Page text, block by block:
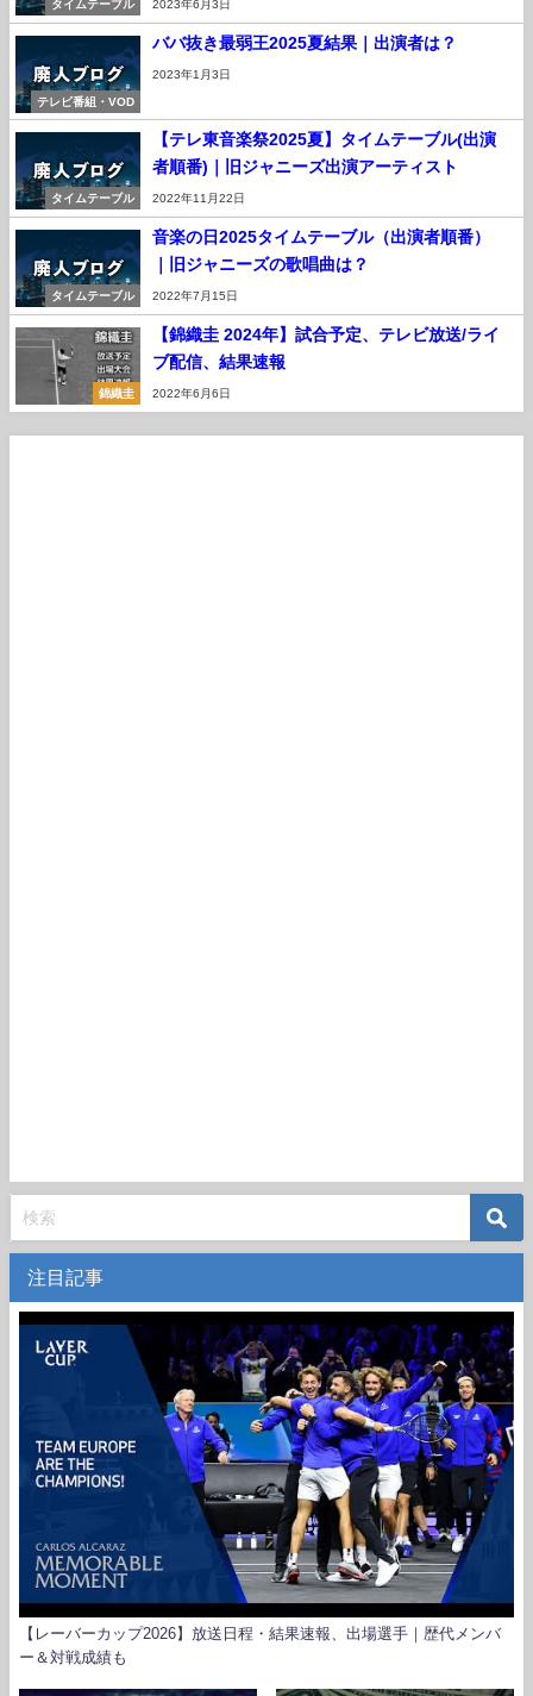
タイムテーブル 2023年6月3日
テレビ番組・VOD
ババ抜き最弱王2025夏結果｜出演者は？
2023年1月3日
タイムテーブル
【テレ東音楽祭2025夏】タイムテーブル(出演
者順番)｜旧ジャニーズ出演アーティスト
2022年11月22日
タイムテーブル
音楽の日2025タイムテーブル（出演者順番）
｜旧ジャニーズの歌唱曲は？
2022年7月15日
錦織圭
【錦織圭 2024年】試合予定、テレビ放送/ライ
ブ配信、結果速報
2022年6月6日
注目記事
【レーバーカップ2026】放送日程・結果速報、出場選手｜歴代メンバ
ー＆対戦成績も